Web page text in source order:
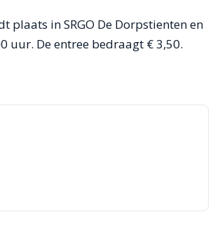
plaats in SRGO De Dorpstienten en
uur. De entree bedraagt € 3,50.